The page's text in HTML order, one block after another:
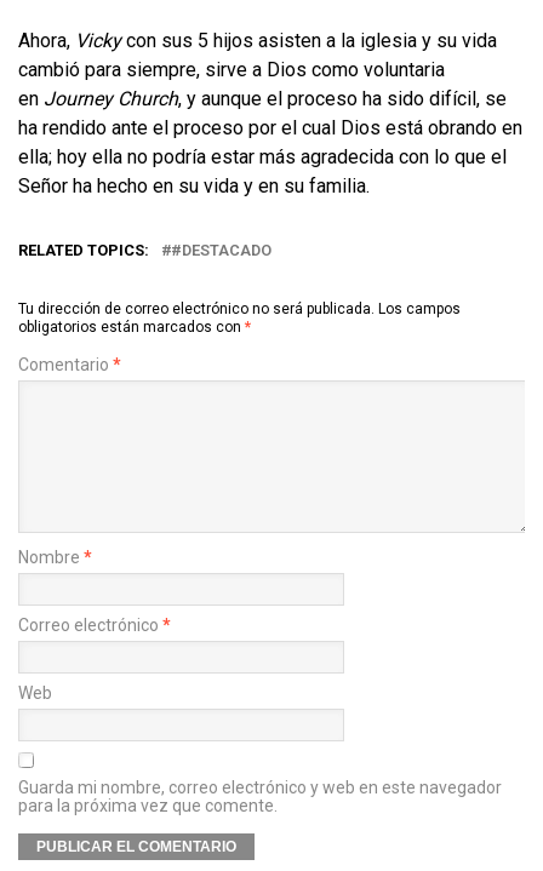
Ahora, Vickycon sus 5 hijos asisten a la iglesia y su vida
cambió para siempre, sirve a Dios como voluntaria
en Journey Church, y aunque el proceso ha sido difícil, se
ha rendido ante el proceso por el cual Dios está obrando en
ella; hoy ella no podría estar más agradecida con lo que el
Señor ha hecho en su vida y en su familia.
RELATED TOPICS: #DESTACADO
Tu dirección de correo electrónico no será publicada. Los campos
obligatorios están marcados con *
Comentario *
Nombre *
Correo electrónico *
Web
Guarda mi nombre, correo electrónico y web en este navegador
para la próxima vez que comente.